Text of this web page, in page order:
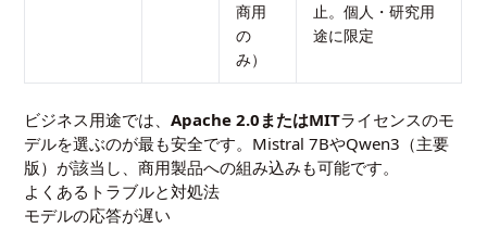
商用
の
み）
止。個人・研究用
途に限定
ビジネス用途では、Apache 2.0またはMITライセンスのモ
デルを選ぶのが最も安全です。Mistral 7BやQwen3（主要
版）が該当し、商用製品への組み込みも可能です。
よくあるトラブルと対処法
モデルの応答が遅い